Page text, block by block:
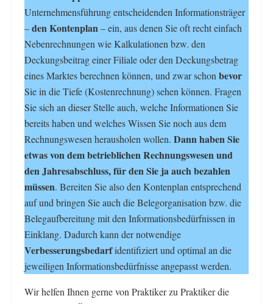
Unternehmensführung entscheidenden Informationsträger
–den Kontenplan – ein, aus denen Sie oft recht einfach
Nebenrechnungen wie Kalkulationen bzw. den
Deckungsbeitrag einer Filiale oder den Deckungsbetrag
eines Marktes berechnen können, und zwar schon bevor
Sie in die Tiefe (Kostenrechnung) sehen können. Fragen
Sie sich an dieser Stelle auch, welche Informationen Sie
bereits haben und welches Wissen Sie noch aus dem
Rechnungswesen herausholen wollen. Dann haben Sie
etwas von dem betrieblichen Rechnungswesen und
den Jahresabschluss, für den Sie ja auch bezahlen
müssen. Bereiten Sie also den Kontenplan entsprechend
auf und bringen Sie auch die Belegorganisation bzw. die
Belegaufbereitung mit den Informationsbedürfnissen in
Einklang. Dadurch kann der notwendige
Verbesserungsbedarfidentifiziert und optimal an die
jeweiligen Informationsbedürfnisse angepasst werden.
Wir helfen Ihnen gerne von Praktiker zu Praktiker die